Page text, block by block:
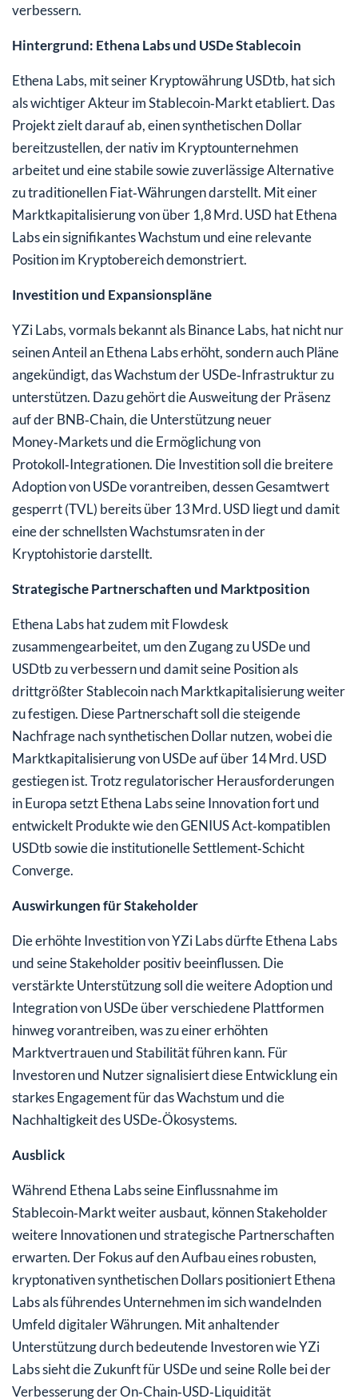
verbessern.
Hintergrund: Ethena Labs und USDe Stablecoin
Ethena Labs, mit seiner Kryptowährung USDtb, hat sich
als wichtiger Akteur im Stablecoin‑Markt etabliert. Das
Projekt zielt darauf ab, einen synthetischen Dollar
bereitzustellen, der nativ im Kryptounternehmen
arbeitet und eine stabile sowie zuverlässige Alternative
zu traditionellen Fiat‑Währungen darstellt. Mit einer
Marktkapitalisierung von über 1,8 Mrd. USD hat Ethena
Labs ein signifikantes Wachstum und eine relevante
Position im Kryptobereich demonstriert.
Investition und Expansionspläne
YZi Labs, vormals bekannt als Binance Labs, hat nicht nur
seinen Anteil an Ethena Labs erhöht, sondern auch Pläne
angekündigt, das Wachstum der USDe‑Infrastruktur zu
unterstützen. Dazu gehört die Ausweitung der Präsenz
auf der BNB‑Chain, die Unterstützung neuer
Money‑Markets und die Ermöglichung von
Protokoll‑Integrationen. Die Investition soll die breitere
Adoption von USDe vorantreiben, dessen Gesamtwert
gesperrt (TVL) bereits über 13 Mrd. USD liegt und damit
eine der schnellsten Wachstumsraten in der
Kryptohistorie darstellt.
Strategische Partnerschaften und Marktposition
Ethena Labs hat zudem mit Flowdesk
zusammengearbeitet, um den Zugang zu USDe und
USDtb zu verbessern und damit seine Position als
drittgrößter Stablecoin nach Marktkapitalisierung weiter
zu festigen. Diese Partnerschaft soll die steigende
Nachfrage nach synthetischen Dollar nutzen, wobei die
Marktkapitalisierung von USDe auf über 14 Mrd. USD
gestiegen ist. Trotz regulatorischer Herausforderungen
in Europa setzt Ethena Labs seine Innovation fort und
entwickelt Produkte wie den GENIUS Act‑kompatiblen
USDtb sowie die institutionelle Settlement‑Schicht
Converge.
Auswirkungen für Stakeholder
Die erhöhte Investition von YZi Labs dürfte Ethena Labs
und seine Stakeholder positiv beeinflussen. Die
verstärkte Unterstützung soll die weitere Adoption und
Integration von USDe über verschiedene Plattformen
hinweg vorantreiben, was zu einer erhöhten
Marktvertrauen und Stabilität führen kann. Für
Investoren und Nutzer signalisiert diese Entwicklung ein
starkes Engagement für das Wachstum und die
Nachhaltigkeit des USDe‑Ökosystems.
Ausblick
Während Ethena Labs seine Einflussnahme im
Stablecoin‑Markt weiter ausbaut, können Stakeholder
weitere Innovationen und strategische Partnerschaften
erwarten. Der Fokus auf den Aufbau eines robusten,
kryptonativen synthetischen Dollars positioniert Ethena
Labs als führendes Unternehmen im sich wandelnden
Umfeld digitaler Währungen. Mit anhaltender
Unterstützung durch bedeutende Investoren wie YZi
Labs sieht die Zukunft für USDe und seine Rolle bei der
Verbesserung der On‑Chain‑USD‑Liquidität